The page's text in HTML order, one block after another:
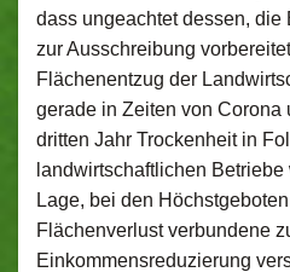
dass ungeachtet dessen, die
zur Ausschreibung
Flächenentzug der
gerade in Zeiten von Corona
dritten Jahr Trockenheit in
landwirtschaftlichen
Lage, bei den
Flächenverlust verbundene
Einkommensreduzierung